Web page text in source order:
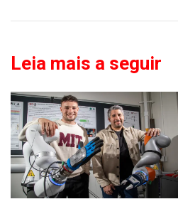
Leia mais a seguir